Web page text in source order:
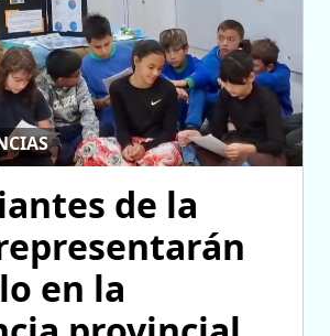
de la
en la